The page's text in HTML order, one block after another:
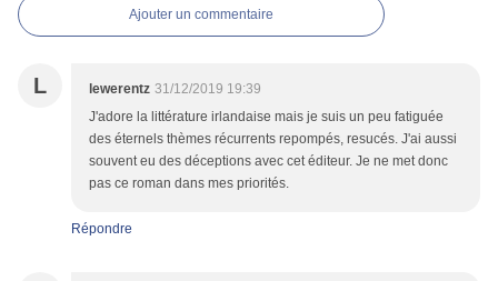
Ajouter un commentaire
L lewerentz 31/12/2019 19:39
J'adore la littérature irlandaise mais je suis un peu fatiguée
des éternels thèmes récurrents repompés, resucés. J'ai aussi
souvent eu des déceptions avec cet éditeur. Je ne met donc
pas ce roman dans mes priorités.
Répondre